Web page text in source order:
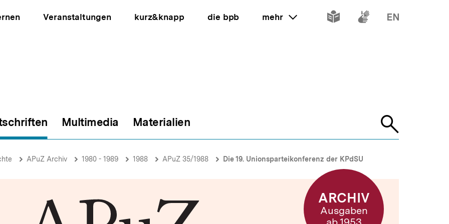
Veranstaltungen kurz&knapp die bpb mehr ein oder ausklappen
Inhalte Inhalte
Multimedia Materialien
Suche
APuZ Archiv 1980 - 1989 1988 APuZ 35/1988 Die 19. Unionsparteikonferenz der KPdSU
ARCHIV
Ausgaben